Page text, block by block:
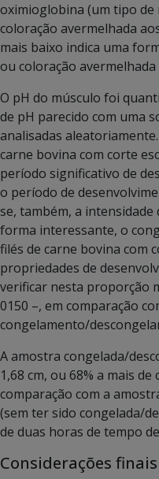
oximioglobina (um tipo
coloração avermelhada
mais baixo indica uma
ou coloração avermelhada
O pH do músculo foi
de pH parecido com uma
analisadas
carne bovina com corte
período significativo de
o período de
se, também, a intensidade
forma interessante, o
filés de carne bovina com
propriedades de
verificar nesta proporção
0150 –, em comparação
congelamento/
A amostra congelada/
1,68 cm, ou 68% a mais
comparação com a
(sem ter sido congelada/
de duas horas de tempo
Considerações finais